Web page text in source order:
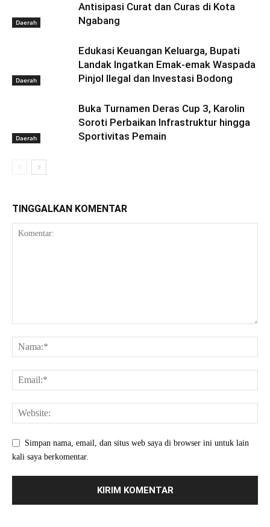
Daerah
Antisipasi Curat dan Curas di Kota
Ngabang
Daerah
Edukasi Keuangan Keluarga, Bupati
Landak Ingatkan Emak-emak Waspada
Pinjol Ilegal dan Investasi Bodong
Daerah
Buka Turnamen Deras Cup 3, Karolin
Soroti Perbaikan Infrastruktur hingga
Sportivitas Pemain
TINGGALKAN KOMENTAR
Simpan nama, email, dan situs web saya di browser ini untuk lain
kali saya berkomentar.